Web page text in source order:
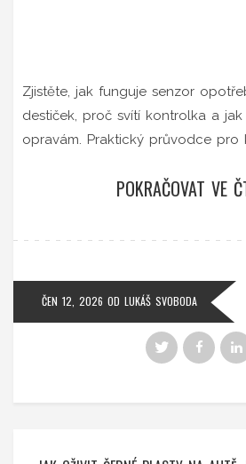
Zjistěte, jak funguje senzor
destiček, proč svítí kontrolka a
opravám. Praktický průvodce pro
POKRAČOVAT VE
ČEN 12, 2026 OD LUKÁŠ SVOBODA